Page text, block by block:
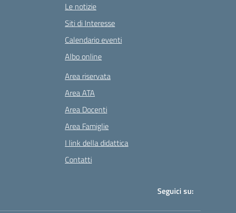
Le notizie
Siti di Interesse
Calendario eventi
Albo online
Area riservata
Area ATA
Area Docenti
Area Famiglie
I link della didattica
Contatti
Seguici su: